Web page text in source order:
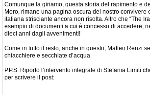
Comunque la giriamo, questa storia del rapimento e
Moro, rimane una pagina oscura del nostro convivere
italiana strisciante ancora non risolta. Altro che “The
esempio di documenti a cui è concesso di accedere,
dieci anni dagli avvenimenti!
Come in tutto il resto, anche in questo, Matteo Renzi
chiacchiere e secchiate d’acqua.
P.P.S. Riporto l’intervento integrale di Stefania Limiti
per scrivere il post: